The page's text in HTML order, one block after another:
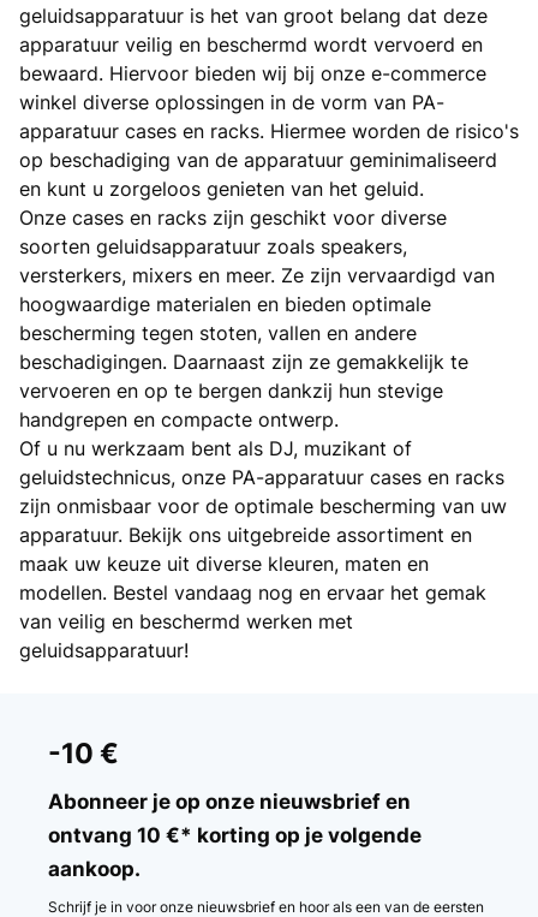
geluidsapparatuur is het van groot belang dat deze
apparatuur veilig en beschermd wordt vervoerd en
bewaard. Hiervoor bieden wij bij onze e-commerce
winkel diverse oplossingen in de vorm van PA-
apparatuur cases en racks. Hiermee worden de risico's
op beschadiging van de apparatuur geminimaliseerd
en kunt u zorgeloos genieten van het geluid.
Onze cases en racks zijn geschikt voor diverse
soorten geluidsapparatuur zoals speakers,
versterkers, mixers en meer. Ze zijn vervaardigd van
hoogwaardige materialen en bieden optimale
bescherming tegen stoten, vallen en andere
beschadigingen. Daarnaast zijn ze gemakkelijk te
vervoeren en op te bergen dankzij hun stevige
handgrepen en compacte ontwerp.
Of u nu werkzaam bent als DJ, muzikant of
geluidstechnicus, onze PA-apparatuur cases en racks
zijn onmisbaar voor de optimale bescherming van uw
apparatuur. Bekijk ons uitgebreide assortiment en
maak uw keuze uit diverse kleuren, maten en
modellen. Bestel vandaag nog en ervaar het gemak
van veilig en beschermd werken met
geluidsapparatuur!
-10 €
Abonneer je op onze nieuwsbrief en
ontvang 10 €* korting op je volgende
aankoop.
Schrijf je in voor onze nieuwsbrief en hoor als een van de eersten